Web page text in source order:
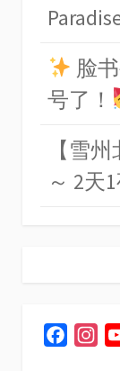
脸
号了！
【雪
～ 2天